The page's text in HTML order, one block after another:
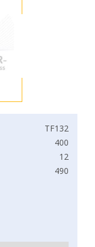
TF132
400
12
490